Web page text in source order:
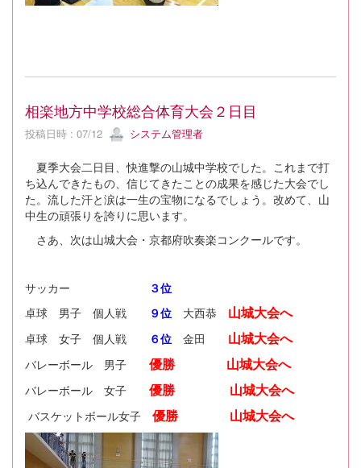
相楽地方中学校総合体育大会２日目
投稿日時 : 07/12 システム管理者
夏季大会二日目、快進撃の山城中学校でした。これまで打
ち込んできたもの、信じてきたことの成果を感じた大会でし
た。流した汗と涙は一生の宝物になるでしょう。改めて、山
中生の頑張りを誇りに思います。
さあ、次は山城大会・京都府吹奏楽コンクールです。
サッカー
３位
卓球 男子 個人戦
９位 大西恭 山城大会へ
卓球 女子 個人戦 ６位 金田 山城大会へ
バレーボール 男子 優勝 山城大会へ
バレーボール 女子 優勝 山城大会へ
バスケットボール女子 優勝 山城大会へ